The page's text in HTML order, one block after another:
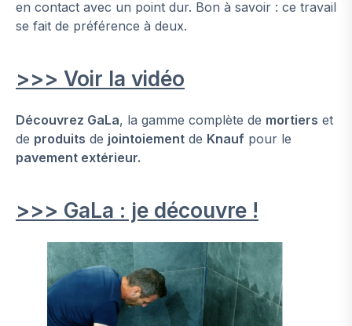
en contact avec un point dur. Bon à savoir : ce travail
se fait de préférence à deux.
>>> Voir la vidéo
Découvrez GaLa, la gamme complète de mortiers et
de produits de jointoiement de Knauf pour le
pavement extérieur.
>>> GaLa : je découvre !